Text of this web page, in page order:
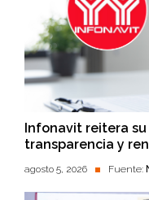
Infonavit reitera
transparencia y
agosto 5, 2026 Fuente: